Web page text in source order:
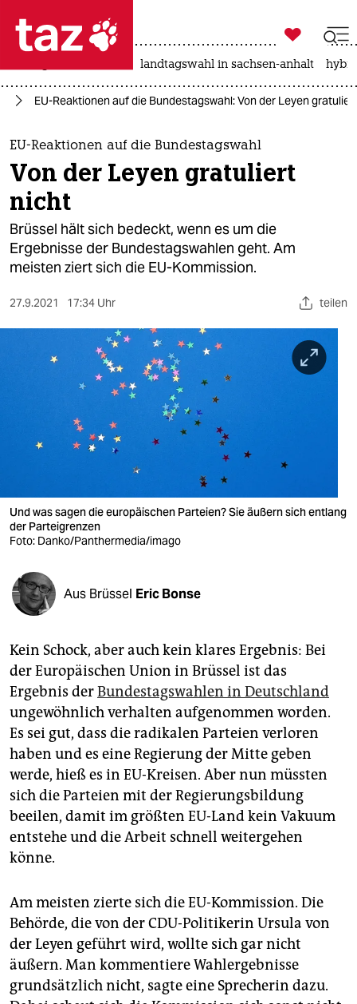
 taz zahl ich
taz zahl ich
themen
politik
öko
gesellschaft
sport
berlin
wahrheit
verlag
veranstaltungen
fragen & hilfe
abo
genossenschaft
epaper login

taz zahl ich
landtagswahl in sachsen-anhalt
EU-Reaktionen auf die Bundestagswahl: Von der Leyen
EU-Reaktionen auf die Bundestagswahl
Von der Leyen gratuliert
nicht
Brüssel hält sich bedeckt, wenn es um die
Ergebnisse der Bundestagswahlen geht. Am
meisten ziert sich die EU-Kommission.
27.9.2021 17:34 Uhr teilen
Und was sagen die europäischen Parteien? Sie äußern sich entlang
der Parteigrenzen
Foto: Danko/Panthermedia/imago
Aus Brüssel Eric Bonse
Kein Schock, aber auch kein klares Ergebnis: Bei
der Europäischen Union in Brüssel ist das
Ergebnis derBundestagswahlen in Deutschland
ungewöhnlich verhalten aufgenommen worden.
Es sei gut, dass die radikalen Parteien verloren
haben und es eine Regierung der Mitte geben
werde, hieß es in EU-Kreisen. Aber nun müssten
sich die Parteien mit der Regierungsbildung
beeilen, damit im größten EU-Land kein Vakuum
entstehe und die Arbeit schnell weitergehen
könne.
Am meisten zierte sich die EU-Kommission. Die
Behörde, die von der CDU-Politikerin Ursula von
der Leyen geführt wird, wollte sich gar nicht
äußern. Man kommentiere Wahlergebnisse
grundsätzlich nicht, sagte eine Sprecherin dazu.